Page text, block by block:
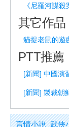
《尼羅河謀
其它作品
貓捉老鼠的遊
PTT推薦
[新聞] 中國演
[新聞] 製裁朝
言情小說 武俠